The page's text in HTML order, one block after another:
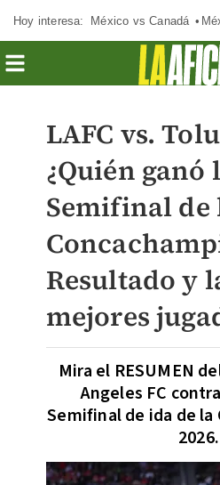
Hoy interesa: México vs Canadá
LAFC vs.
¿Quién ganó
Semifinal de
Resultado y
mejores
Mira el RESUMEN
Angeles FC
Semifinal de ida de la
2026.